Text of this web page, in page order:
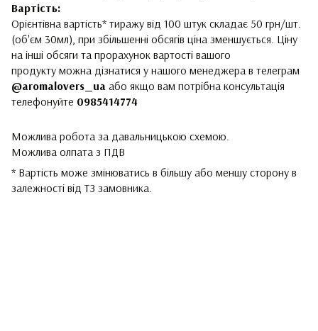
Вартість:
Орієнтівна вартість* тиражу від 100 штук складає 50 грн/шт.
(об'єм 30мл), при збільшенні обсягів ціна зменшується. Ціну
на інші обсяги та прорахунок вартості вашого
продукту можна дізнатися у нашого менеджера в телеграм
@aromalovers_ua або якщо вам потрібна консультація
телефонуйте 0985414774
Можлива робота за давальницькою схемою.
Можлива олпата з ПДВ
* Вартість може змінюватись в більшу або меншу сторону в
залежності від ТЗ замовника.